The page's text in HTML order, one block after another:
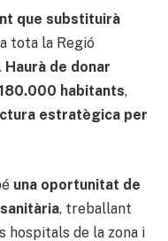
que substituirà
tota la Regió
Haurà de donar
habitants,
estratègica per
una oportunitat de
, treballant
hospitals de la zona i